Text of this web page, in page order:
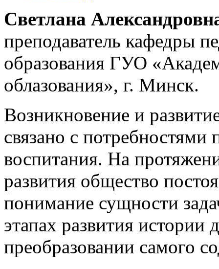
Светлана
преподаватель кафедры
образования ГУО
облазования», г. Минск.
Возникновение и
связано с потребностями
воспитания. На
развития общество
понимание сущности
этапах развития истории
преобразовании самого